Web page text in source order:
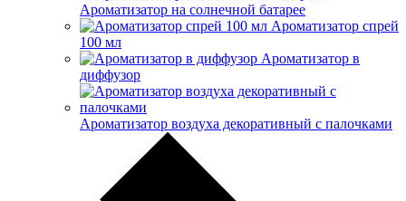
Ароматизатор на солнечной батарее
Ароматизатор спрей
100 мл
Ароматизатор в
диффузор
Ароматизатор воздуха декоративный с палочками